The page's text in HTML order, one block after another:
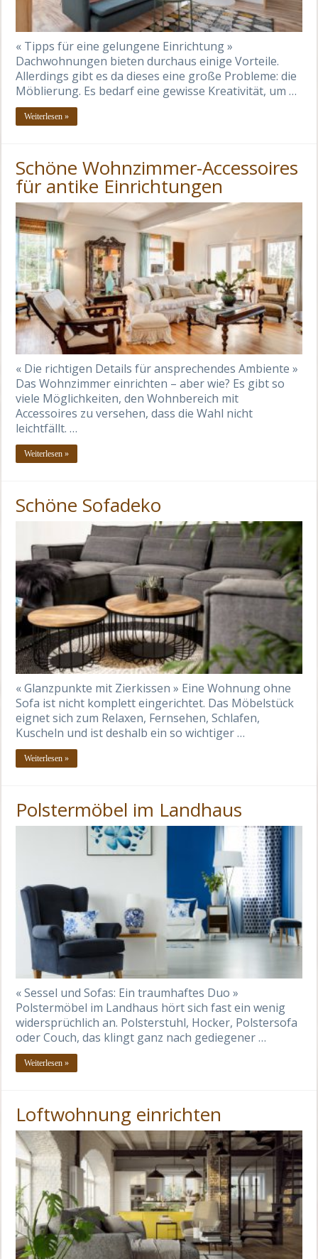
« Tipps für eine gelungene Einrichtung »
Dachwohnungen bieten durchaus einige Vorteile.
Allerdings gibt es da dieses eine große Probleme: die
Möblierung. Es bedarf eine gewisse Kreativität, um …
Weiterlesen »
Schöne Wohnzimmer-Accessoires
für antike Einrichtungen
« Die richtigen Details für ansprechendes Ambiente »
Das Wohnzimmer einrichten – aber wie? Es gibt so
viele Möglichkeiten, den Wohnbereich mit
Accessoires zu versehen, dass die Wahl nicht
leichtfällt. …
Weiterlesen »
Schöne Sofadeko
« Glanzpunkte mit Zierkissen » Eine Wohnung ohne
Sofa ist nicht komplett eingerichtet. Das Möbelstück
eignet sich zum Relaxen, Fernsehen, Schlafen,
Kuscheln und ist deshalb ein so wichtiger …
Weiterlesen »
Polstermöbel im Landhaus
« Sessel und Sofas: Ein traumhaftes Duo »
Polstermöbel im Landhaus hört sich fast ein wenig
widersprüchlich an. Polsterstuhl, Hocker, Polstersofa
oder Couch, das klingt ganz nach gediegener …
Weiterlesen »
Loftwohnung einrichten